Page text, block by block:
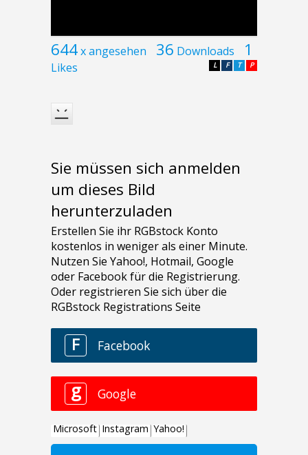
644x angesehen 36 Downloads 1
Likes P
T
F
L
Sie müssen sich anmelden
um dieses Bild
herunterzuladen